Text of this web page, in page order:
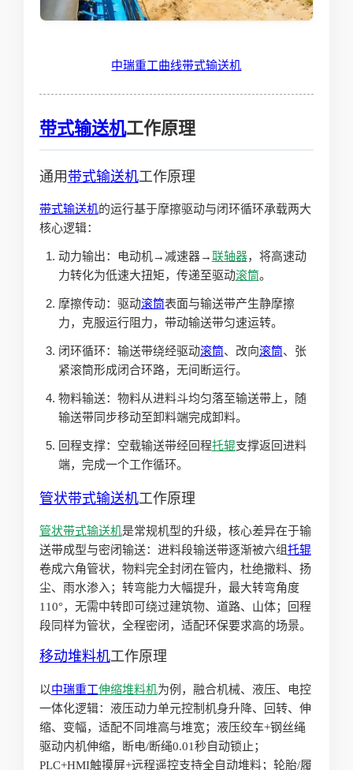
中瑞重工曲线带式输送机
带式输送机工作原理
通用 带式输送机工作原理
带式输送机的运行基于摩擦驱动与闭环循环承载两大
核心逻辑：
动力输出：电动机→减速器→联轴器，将高速动
力转化为低速大扭矩，传递至驱动滚筒。
摩擦传动：驱动滚筒表面与输送带产生静摩擦
力，克服运行阻力，带动输送带匀速运转。
闭环循环：输送带绕经驱动滚筒、改向滚筒、张
紧滚筒形成闭合环路，无间断运行。
物料输送：物料从进料斗均匀落至输送带上，随
输送带同步移动至卸料端完成卸料。
回程支撑：空载输送带经回程托辊支撑返回进料
端，完成一个工作循环。
管状带式输送机工作原理
管状带式输送机是常规机型的升级，核心差异在于输
送带成型与密闭输送：进料段输送带逐渐被六组托辊
卷成六角管状，物料完全封闭在管内，杜绝撒料、扬
尘、雨水渗入；转弯能力大幅提升，最大转弯角度
110°，无需中转即可绕过建筑物、道路、山体；回程
段同样为管状，全程密闭，适配环保要求高的场景。
移动堆料机工作原理
以中瑞重工伸缩堆料机为例，融合机械、液压、电控
一体化逻辑：液压动力单元控制机身升降、回转、伸
缩、变幅，适配不同堆高与堆宽；液压绞车+钢丝绳
驱动内机伸缩，断电/断绳0.01秒自动锁止；
PLC+HMI触摸屏+远程遥控支持全自动堆料；轮胎/履